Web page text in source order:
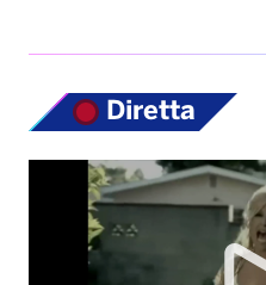
Diretta